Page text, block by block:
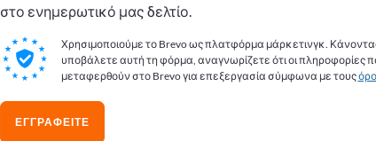
Προμηθευτές Πλαστικά σκεύη (3)
στο ενημερωτικό μας δελτίο.
Χρησιμοποιούμε το Brevo ως πλατφόρμα μάρκετινγκ.
υποβάλετε αυτή τη φόρμα, αναγνωρίζετε ότι οι πληροφορίες
μεταφερθούν στο Brevo για επεξεργασία σύμφωνα με τους
ΕΓΓΡΑΦΕΊΤΕ